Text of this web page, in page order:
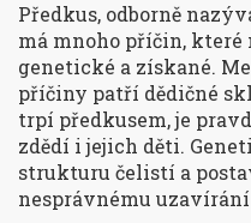
Předkus, odborně
má mnoho příčin, které
genetické a získané.
příčiny patří dědičné
trpí předkusem, je
zdědí i jejich děti.
strukturu čelistí a
nesprávnému